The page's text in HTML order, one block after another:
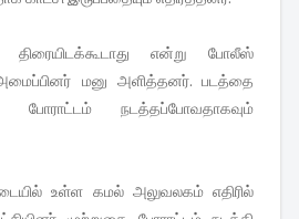
என்று போலீஸ்
மனு அளித்தனர். படத்தை
நடத்தப்போவதாகவும்
உள்ள கமல் அலுவலகம் எதிரில்